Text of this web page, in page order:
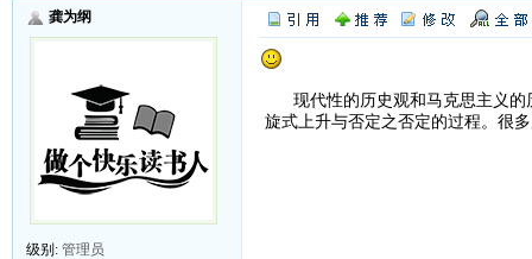
龚为纲
级别: 管理员
现代性的历史观和马克思主义的
旋式上升与否定之否定的过程。很